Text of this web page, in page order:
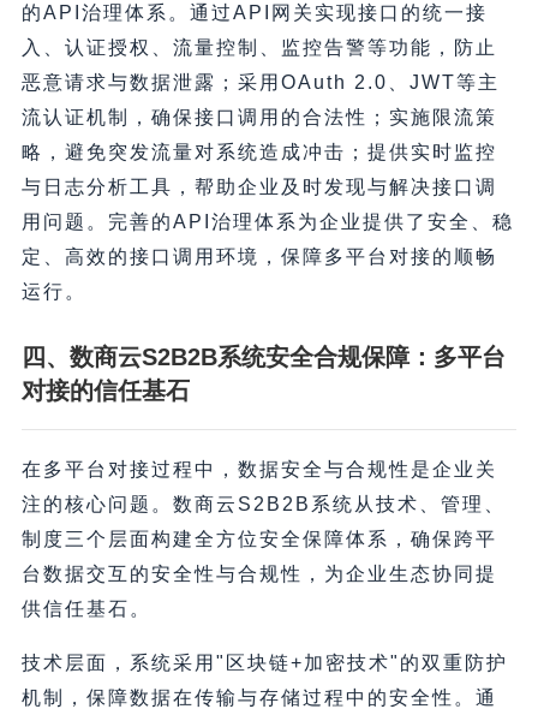
的API治理体系。通过API网关实现接口的统一接
入、认证授权、流量控制、监控告警等功能，防止
恶意请求与数据泄露；采用OAuth 2.0、JWT等主
流认证机制，确保接口调用的合法性；实施限流策
略，避免突发流量对系统造成冲击；提供实时监控
与日志分析工具，帮助企业及时发现与解决接口调
用问题。完善的API治理体系为企业提供了安全、稳
定、高效的接口调用环境，保障多平台对接的顺畅
运行。
四、数商云S2B2B系统安全合规保障：多平台
对接的信任基石
在多平台对接过程中，数据安全与合规性是企业关
注的核心问题。数商云S2B2B系统从技术、管理、
制度三个层面构建全方位安全保障体系，确保跨平
台数据交互的安全性与合规性，为企业生态协同提
供信任基石。
技术层面，系统采用"区块链+加密技术"的双重防护
机制，保障数据在传输与存储过程中的安全性。通